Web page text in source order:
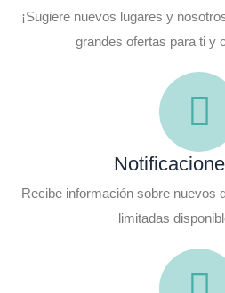
¡Sugiere nuevos lugares y
grandes ofertas para ti y
Recibe información sobre nuevos
limitadas